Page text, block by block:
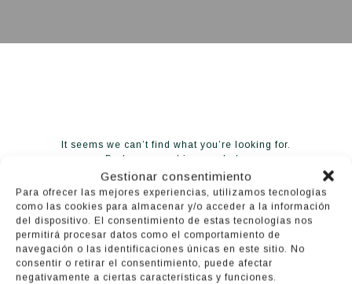
Gestionar consentimiento
Para ofrecer las mejores experiencias, utilizamos tecnologías
como las cookies para almacenar y/o acceder a la información
del dispositivo. El consentimiento de estas tecnologías nos
permitirá procesar datos como el comportamiento de
navegación o las identificaciones únicas en este sitio. No
consentir o retirar el consentimiento, puede afectar
negativamente a ciertas características y funciones.
It seems we can’t find what you’re looking for.
Perhaps searching can help.
Buscar: